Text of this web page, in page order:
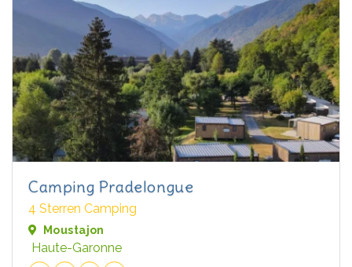
Camping Pradelongue
4 Sterren Camping
Moustajon
Haute-Garonne